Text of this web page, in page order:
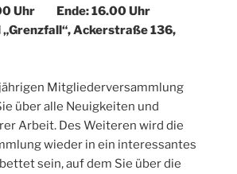
Uhr Ende: 16.00 Uhr
Ackerstraße 136,
Mitgliederversammlung
über alle Neuigkeiten und
Arbeit. Des Weiteren wird die
wieder in ein interessantes
sein, auf dem Sie über die